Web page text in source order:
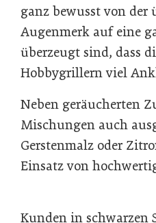
ganz bewusst von der
Augenmerk auf eine
überzeugt sind, dass
Hobbygrillern viel
Neben geräucherten
Mischungen auch
Gerstenmalz oder
Einsatz von
Kunden in schwarzen